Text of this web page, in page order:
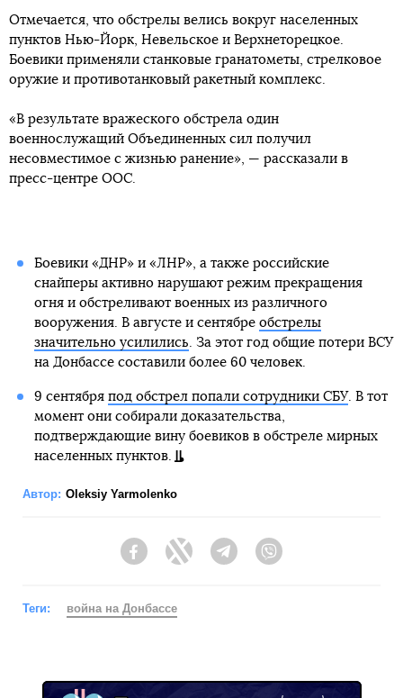
Отмечается, что обстрелы велись вокруг населенных
пунктов Нью-Йорк, Невельское и Верхнеторецкое.
Боевики применяли станковые гранатометы, стрелковое
оружие и противотанковый ракетный комплекс.
«В результате вражеского обстрела один
военнослужащий Объединенных сил получил
несовместимое с жизнью ранение», — рассказали в
пресс-центре ООС.
Боевики «ДНР» и «ЛНР», а также российские
снайперы активно нарушают режим прекращения
огня и обстреливают военных из различного
вооружения. В августе и сентябре обстрелы
значительно усилились . За этот год общие потери ВСУ
на Донбассе составили более 60 человек.
9 сентября под обстрел попали сотрудники СБУ. В тот
момент они собирали доказательства,
подтверждающие вину боевиков в обстреле мирных
населенных пунктов.
Автор: Oleksiy Yarmolenko
FacebookTwitter Telegram
Теги: война на Донбассе